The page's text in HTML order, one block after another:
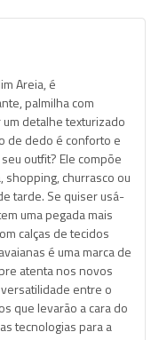
Areia, é
palmilha com
detalhe texturizado
de dedo é conforto e
outfit? Ele compõe
shopping, churrasco ou
tarde. Se quiser usá-
uma pegada mais
calças de tecidos
é uma marca de
atenta nos novos
entre o
que levarão a cara do
tecnologias para a